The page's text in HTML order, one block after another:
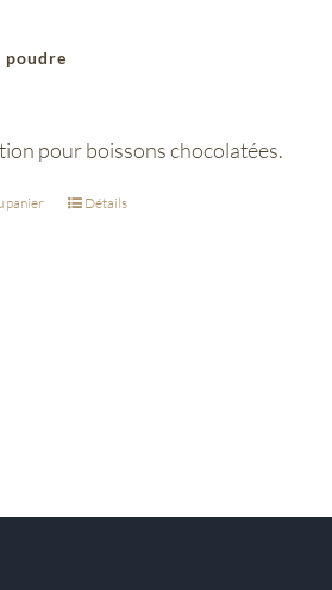
poudre
pour boissons chocolatées.
panier Détails